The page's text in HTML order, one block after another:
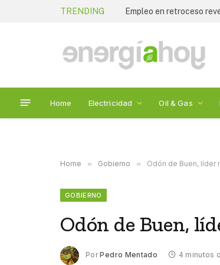
TRENDING Empleo en retroceso
Home Electricidad Oil & Gas
Home » Gobierno » Odón de Buen, líder
GOBIERNO
Odón de Buen,
Por Pedro Mentado 4 minutos